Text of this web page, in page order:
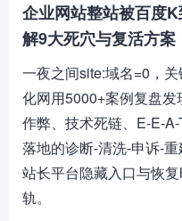
企业网站整站被百度K
解9大死穴与复活方案
一夜之间site:域名=0，
化网用5000+案例复盘
作弊、技术死链、E-E-
落地的诊断-清洗-申诉-
站长平台隐藏入口与恢
轨。